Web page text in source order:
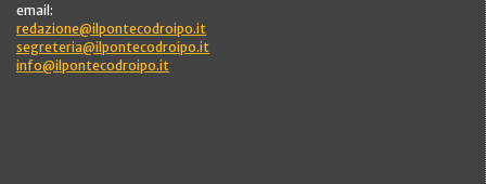
email:
redazione@ilpontecodroipo.it
segreteria@ilpontecodroipo.it
info@ilpontecodroipo.it